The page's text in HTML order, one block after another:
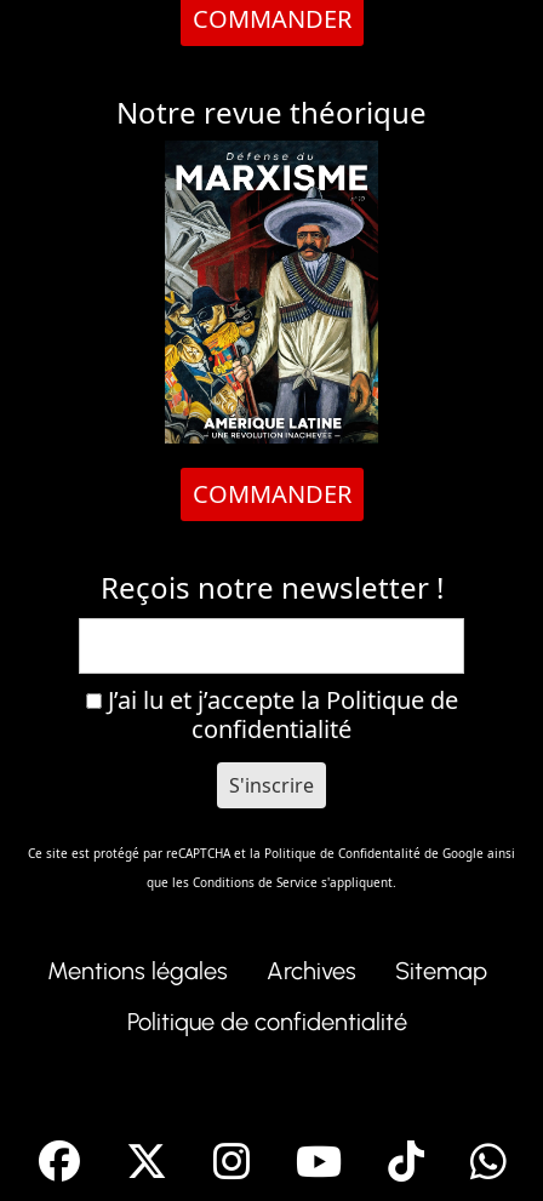
COMMANDER
Notre revue théorique
COMMANDER
Reçois notre newsletter !
J’ai lu et j’accepte la Politique de
confidentialité
Ce site est protégé par reCAPTCHA et la Politique de Confidentalité de Google ainsi
que les Conditions de Service s'appliquent.
Mentions légales Archives
Sitemap
Politique de confidentialité
facebook Instagram
Youtube
Tik